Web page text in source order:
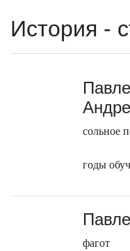
История -
сольное
годы
фагот